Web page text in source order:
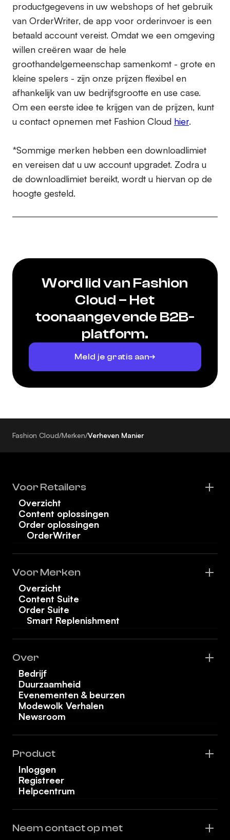
productgegevens in uw webshops of het gebruik
van OrderWriter, de app voor orderinvoer is een
betaald account vereist. Omdat we een omgeving
willen creëren waar de hele
groothandelgemeenschap samenkomt - grote en
kleine spelers - zijn onze prijzen flexibel en
afhankelijk van uw bedrijfsgrootte en use case.
Om een eerste idee te krijgen van de prijzen, kunt
u contact opnemen met Fashion Cloud hier.
*Sommige merken hebben een downloadlimiet
en vereisen dat u uw account upgradet. Zodra u
de downloadlimiet bereikt, wordt u hiervan op de
hoogte gesteld.
Word lid van Fashion
Cloud – Het
toonaangevende B2B-
platform.
Meld je gratis aan
Fashion Cloud/Merken/Verheven Manier
Voor Retailers
Overzicht
Content oplossingen
Order oplossingen
OrderWriter
Voor Merken
Overzicht
Content Suite
Order Suite
Smart Replenishment
Over
Bedrijf
Duurzaamheid
Evenementen & beurzen
Modewolk Verhalen
Newsroom
Product
Inloggen
Registreer
Helpcentrum
Neem contact op met